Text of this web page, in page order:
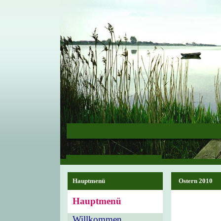
Hauptmenü
Hauptmenü
Ostern 2010